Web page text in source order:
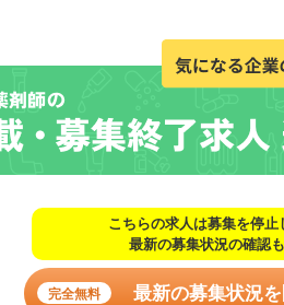
こちらの求人は募集を停止
最新の募集状況の確認も
完全無料 最新の募集状況